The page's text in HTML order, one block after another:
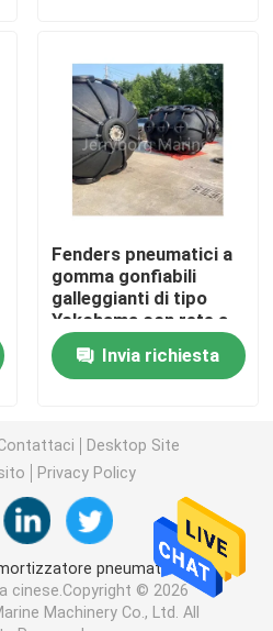
pneumatico
pneumatico di
riempito di gomma piuma
pesanti
Fenders pneumatici a
gomma gonfiabili
galleggianti di tipo
Yokohama con rete a
catena pneumatica
Invia richiesta
Desktop Site
Privacy Policy
pneumatico di
cinese.Copyright © 2026
Machinery Co., Ltd. All